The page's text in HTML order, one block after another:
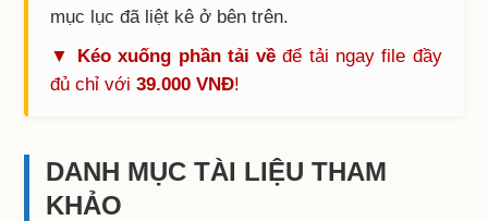
mục lục đã liệt kê ở bên trên.
▼ Kéo xuống phần tải về để tải ngay file đầy
đủ chỉ với39.000 VNĐ!
DANH MỤC TÀI LIỆU THAM
KHẢO